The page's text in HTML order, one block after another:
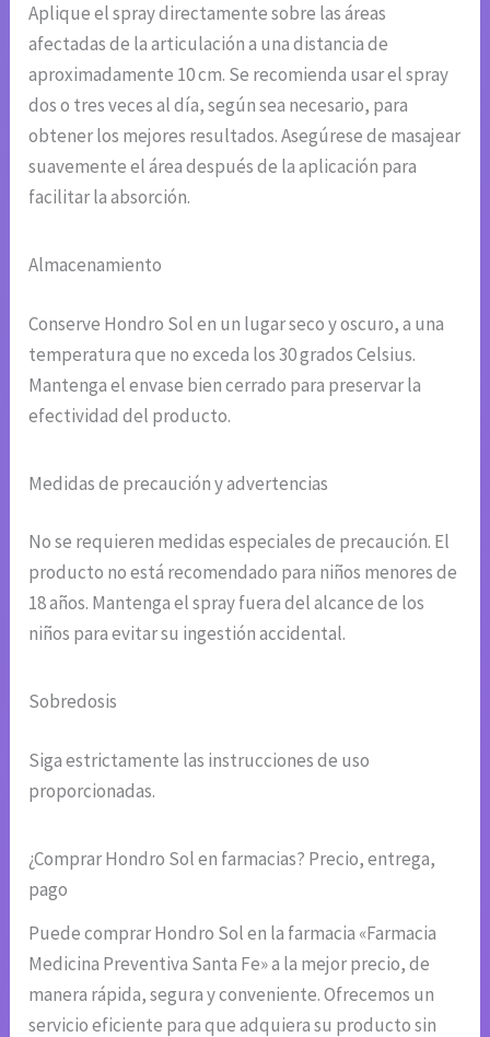
Aplique el spray directamente sobre las áreas
afectadas de la articulación a una distancia de
aproximadamente 10 cm. Se recomienda usar el spray
dos o tres veces al día, según sea necesario, para
obtener los mejores resultados. Asegúrese de masajear
suavemente el área después de la aplicación para
facilitar la absorción.
Almacenamiento
Conserve Hondro Sol en un lugar seco y oscuro, a una
temperatura que no exceda los 30 grados Celsius.
Mantenga el envase bien cerrado para preservar la
efectividad del producto.
Medidas de precaución y advertencias
No se requieren medidas especiales de precaución. El
producto no está recomendado para niños menores de
18 años. Mantenga el spray fuera del alcance de los
niños para evitar su ingestión accidental.
Sobredosis
Siga estrictamente las instrucciones de uso
proporcionadas.
¿Comprar Hondro Sol en farmacias? Precio, entrega,
pago
Puede comprar Hondro Sol en la farmacia «Farmacia
Medicina Preventiva Santa Fe» a la mejor precio, de
manera rápida, segura y conveniente. Ofrecemos un
servicio eficiente para que adquiera su producto sin